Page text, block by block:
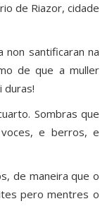
de Riazor, cidade
non santificaran na
de que a muller
duras!
Sombras que
voces, e berros, e
de maneira que o
pero mentres o